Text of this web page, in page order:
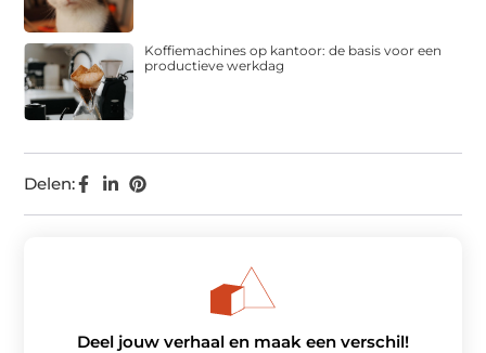
Delen:
Koffiemachines op kantoor: de basis voor een
productieve werkdag
Deel jouw verhaal en maak een verschil!